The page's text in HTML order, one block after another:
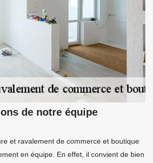
de notre équipe
et ravalement de commerce et boutique
en équipe. En effet, il convient de bien